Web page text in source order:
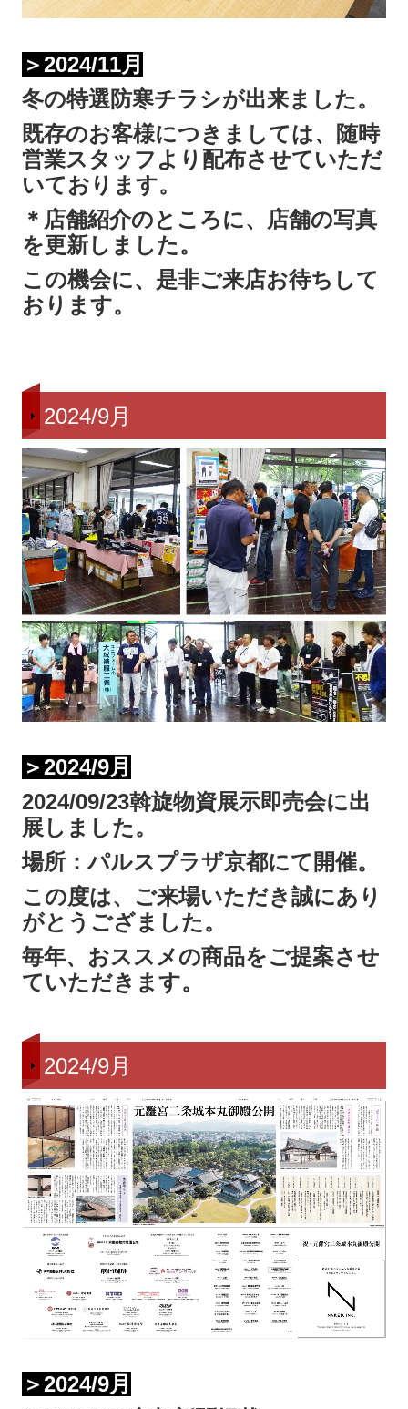
＞2024/11月
冬の特選防寒チラシが出来ました。
既存のお客様につきましては、随時
営業スタッフより配布させていただ
いております。
＊店舗紹介のところに、店舗の写真
を更新しました。
この機会に、是非ご来店お待ちして
おります。
2024/9月
＞2024/9月
2024/09/23斡旋物資展示即売会に出
展しました。
場所：パルスプラザ京都にて開催。
この度は、ご来場いただき誠にあり
がとうござました。
毎年、おススメの商品をご提案させ
ていただきます。
2024/9月
＞2024/9月